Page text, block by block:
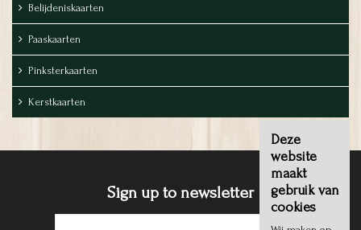
Belijdeniskaarten
Paaskaarten
Pinksterkaarten
Kerstkaarten
Sign up to newsletter
Deze
website
maakt
gebruik van
cookies